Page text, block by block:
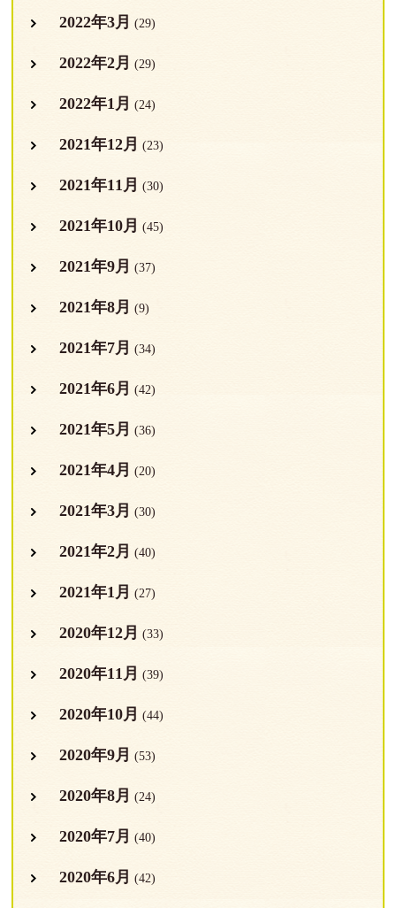
2022年3月 (29)
2022年2月 (29)
2022年1月 (24)
2021年12月 (23)
2021年11月 (30)
2021年10月 (45)
2021年9月 (37)
2021年8月 (9)
2021年7月 (34)
2021年6月 (42)
2021年5月 (36)
2021年4月 (20)
2021年3月 (30)
2021年2月 (40)
2021年1月 (27)
2020年12月 (33)
2020年11月 (39)
2020年10月 (44)
2020年9月 (53)
2020年8月 (24)
2020年7月 (40)
2020年6月 (42)